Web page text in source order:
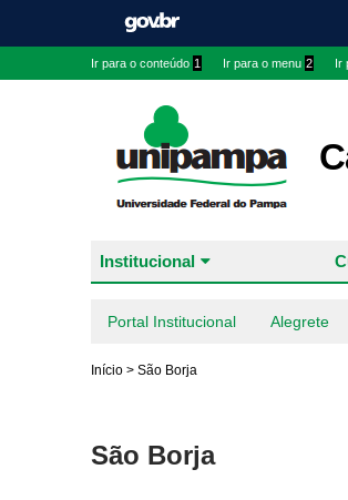
Ir para o conteúdo 1 Ir para o menu 2 Ir
Institucional
Portal Institucional Alegrete
Início > São Borja
São Borja